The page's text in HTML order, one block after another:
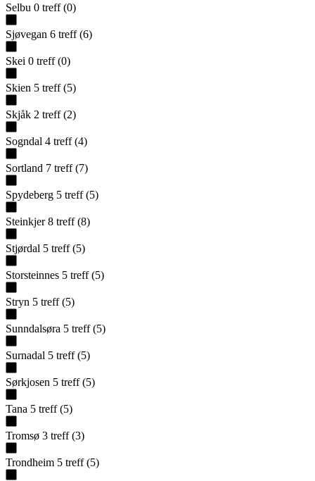
Selbu 0 treff (0)
Sjøvegan 6 treff (6)
Skei 0 treff (0)
Skien 5 treff (5)
Skjåk 2 treff (2)
Sogndal 4 treff (4)
Sortland 7 treff (7)
Spydeberg 5 treff (5)
Steinkjer 8 treff (8)
Stjørdal 5 treff (5)
Storsteinnes 5 treff (5)
Stryn 5 treff (5)
Sunndalsøra 5 treff (5)
Surnadal 5 treff (5)
Sørkjosen 5 treff (5)
Tana 5 treff (5)
Tromsø 3 treff (3)
Trondheim 5 treff (5)